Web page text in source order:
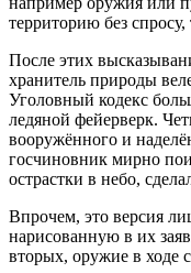
территорию без спросу,
После этих
хранитель природы
Уголовный кодекс
ледяной фейерверк.
вооружённого и
госчиновник мирно
острастки в небо,
Впрочем, это версия
нарисованную в их
вторых, оружие в ходе